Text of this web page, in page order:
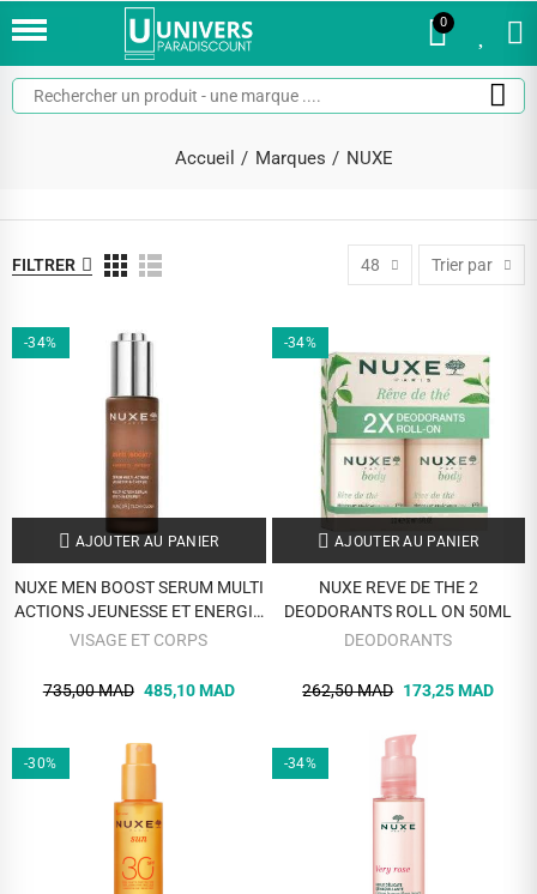
0
Accueil Marques NUXE
FILTRER 48 Trier par
-34%
AJOUTER AU PANIER
NUXE MEN BOOST SERUM MULTI
ACTIONS JEUNESSE ET ENERGIE
30ML
VISAGE ET CORPS
735,00 MAD 485,10 MAD
-34%
AJOUTER AU PANIER
NUXE REVE DE THE 2
DEODORANTS ROLL ON 50ML
DEODORANTS
262,50 MAD 173,25 MAD
-30% -34%